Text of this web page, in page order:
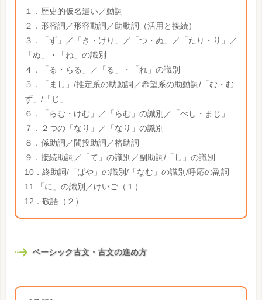
１．歴史的仮名遣い／動詞
２．形容詞／形容動詞／助動詞（活用と接続）
３．「ず」／「き・けり」／「つ・ぬ」／「たり・り」／
「ぬ」・「ね」の識別
４．「る・らる」／「る」・「れ」の識別
５．「まし」/推定系の助動詞／希望系の助動詞/「む・む
ず」/「じ」
６．「らむ・けむ」／「らむ」の識別／「べし・まじ」
７．２つの「なり」／「なり」の識別
８．係助詞／間投助詞／格助詞
９．接続助詞／「て」の識別／副助詞/「し」の識別
10．終助詞/「ばや」の識別/「なむ」の識別/呼応の副詞
11.「に」の識別／けいご（１）
12．敬語（２）
ベーシック古文・古文の進め方